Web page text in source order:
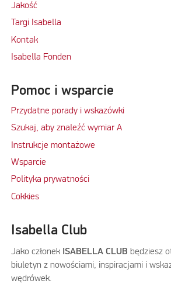
Jakość
Targi Isabella
Kontak
Isabella Fonden
Pomoc i wsparcie
Przydatne porady i wskazówki
Szukaj, aby znaleźć wymiar A
Instrukcje montażowe
Wsparcie
Polityka prywatności
Cokkies
Isabella Club
Jako członekISABELLA CLUB będziesz
biuletyn z nowościami, inspiracjami i
wędrówek.